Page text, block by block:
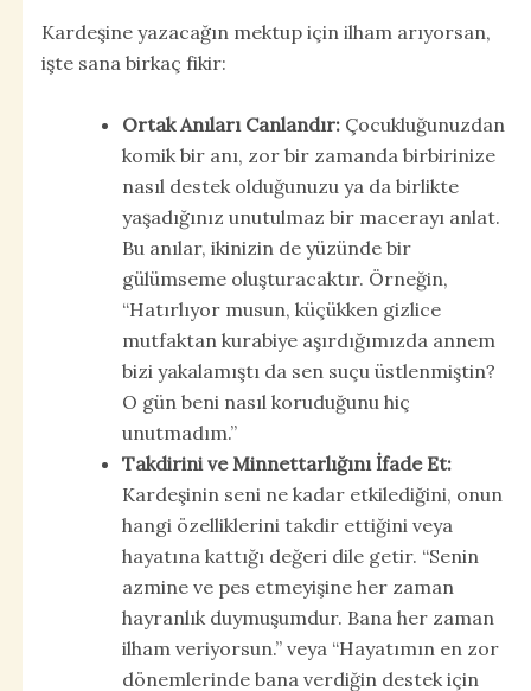
Kardeşine yazacağın mektup için ilham arıyorsan,
işte sana birkaç fikir:
Ortak Anıları Canlandır:Çocukluğunuzdan
komik bir anı, zor bir zamanda birbirinize
nasıl destek olduğunuzu ya da birlikte
yaşadığınız unutulmaz bir macerayı anlat.
Bu anılar, ikinizin de yüzünde bir
gülümseme oluşturacaktır. Örneğin,
“Hatırlıyor musun, küçükken gizlice
mutfaktan kurabiye aşırdığımızda annem
bizi yakalamıştı da sen suçu üstlenmiştin?
O gün beni nasıl koruduğunu hiç
unutmadım.”
Takdirini ve Minnettarlığını İfade Et:
Kardeşinin seni ne kadar etkilediğini, onun
hangi özelliklerini takdir ettiğini veya
hayatına kattığı değeri dile getir. “Senin
azmine ve pes etmeyişine her zaman
hayranlık duymuşumdur. Bana her zaman
ilham veriyorsun.” veya “Hayatımın en zor
dönemlerinde bana verdiğin destek için